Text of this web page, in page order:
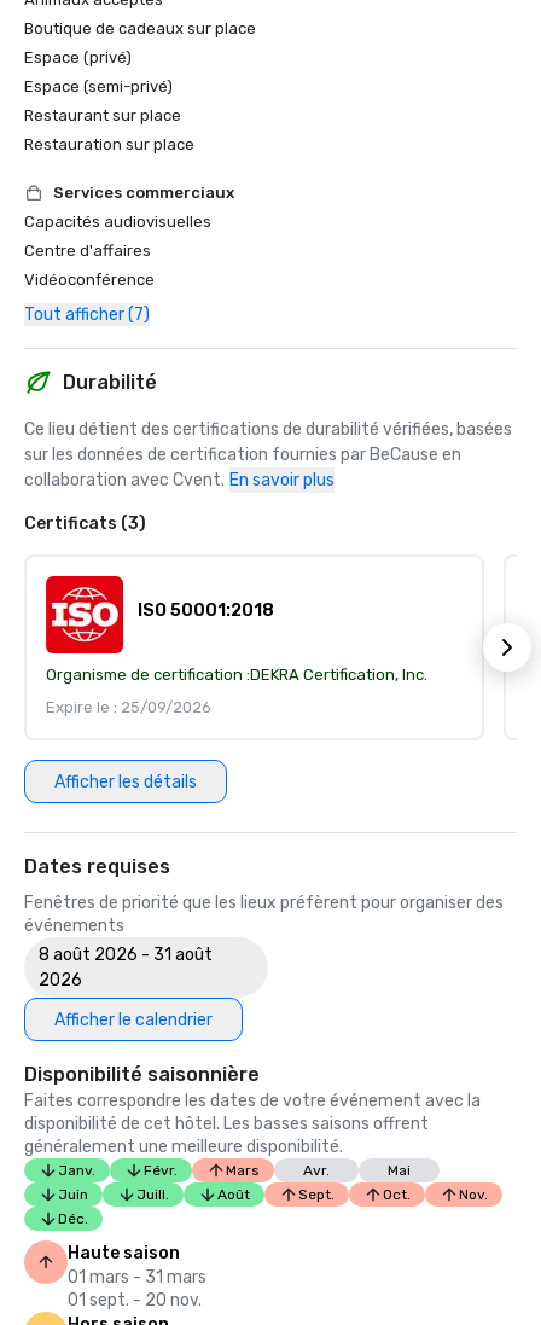
Boutique de cadeaux sur place
Espace (privé)
Espace (semi-privé)
Restaurant sur place
Restauration sur place
Services commerciaux
Capacités audiovisuelles
Centre d'affaires
Vidéoconférence
Tout afficher (7)
Durabilité
Ce lieu détient des certifications de durabilité vérifiées, basées
sur les données de certification fournies par BeCause en
collaboration avec Cvent. En savoir plus
Certificats (3)
ISO 50001:2018
Organisme de certification :DEKRA Certification, Inc.
Expire le : 25/09/2026
Afficher les détails
Dates requises
Fenêtres de priorité que les lieux préfèrent pour organiser des
événements
8 août 2026 - 31 août
2026
Afficher le calendrier
Disponibilité saisonnière
Faites correspondre les dates de votre événement avec la
disponibilité de cet hôtel. Les basses saisons offrent
généralement une meilleure disponibilité.
Janv. Févr. Mars Avr.
Mai
Juin
Juill. Août Sept. Oct.
Nov.
Déc.
Haute saison
01 mars - 31 mars
01 sept. - 20 nov.